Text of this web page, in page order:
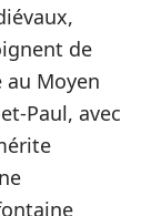
de
Moyen
Paul, avec